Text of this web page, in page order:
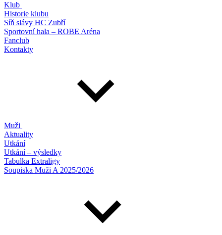
Klub
Historie klubu
Síň slávy HC Zubří
Sportovní hala – ROBE Aréna
Fanclub
Kontakty
Muži
Aktuality
Utkání
Utkání – výsledky
Tabulka Extraligy
Soupiska Muži A 2025/2026